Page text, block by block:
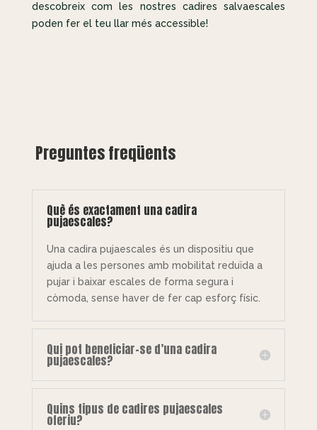
descobreix com les nostres cadires salvaescales
poden fer el teu llar més accessible!
Preguntes freqüents
Què és exactament una cadira
pujaescales?
Una cadira pujaescales és un dispositiu que
ajuda a les persones amb mobilitat reduïda a
pujar i baixar escales de forma segura i
còmoda, sense haver de fer cap esforç físic.
Qui pot beneficiar-se d’una cadira
pujaescales?
Quins tipus de cadires pujaescales
oferiu?